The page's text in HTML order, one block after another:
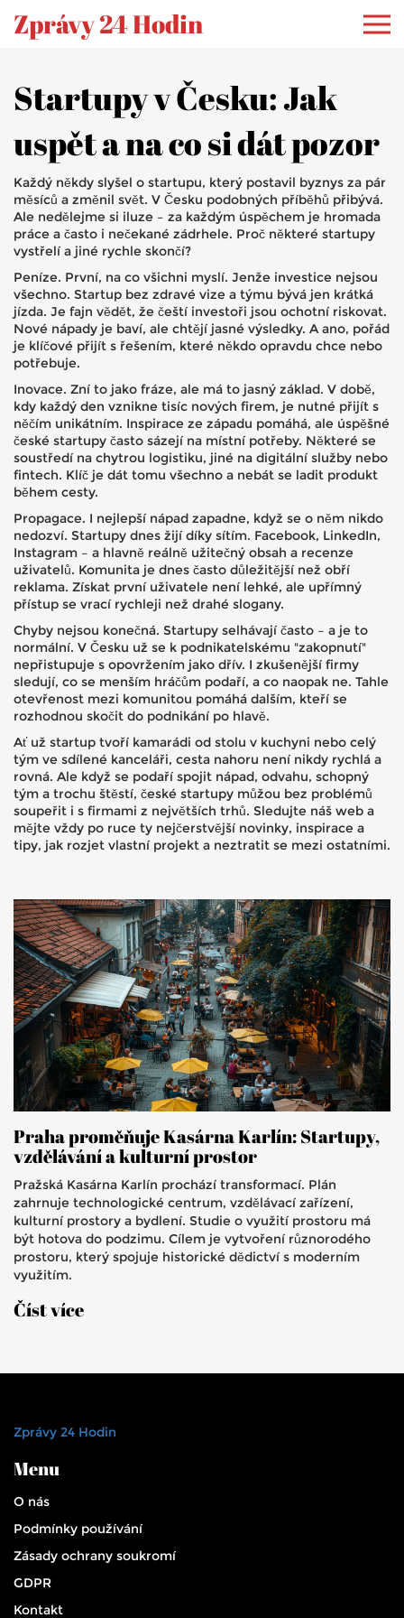
Zprávy 24 Hodin
Startupy v Česku: Jak
uspět a na co si dát pozor
Každý někdy slyšel o startupu, který postavil byznys za pár
měsíců a změnil svět. V Česku podobných příběhů přibývá.
Ale nedělejme si iluze – za každým úspěchem je hromada
práce a často i nečekané zádrhele. Proč některé startupy
vystřelí a jiné rychle skončí?
Peníze. První, na co všichni myslí. Jenže investice nejsou
všechno. Startup bez zdravé vize a týmu bývá jen krátká
jízda. Je fajn vědět, že čeští investoři jsou ochotní riskovat.
Nové nápady je baví, ale chtějí jasné výsledky. A ano, pořád
je klíčové přijít s řešením, které někdo opravdu chce nebo
potřebuje.
Inovace. Zní to jako fráze, ale má to jasný základ. V době,
kdy každý den vznikne tisíc nových firem, je nutné přijít s
něčím unikátním. Inspirace ze západu pomáhá, ale úspěšné
české startupy často sázejí na místní potřeby. Některé se
soustředí na chytrou logistiku, jiné na digitální služby nebo
fintech. Klíč je dát tomu všechno a nebát se ladit produkt
během cesty.
Propagace. I nejlepší nápad zapadne, když se o něm nikdo
nedozví. Startupy dnes žijí díky sítím. Facebook, LinkedIn,
Instagram – a hlavně reálně užitečný obsah a recenze
uživatelů. Komunita je dnes často důležitější než obří
reklama. Získat první uživatele není lehké, ale upřímný
přístup se vrací rychleji než drahé slogany.
Chyby nejsou konečná. Startupy selhávají často – a je to
normální. V Česku už se k podnikatelskému "zakopnutí"
nepřistupuje s opovržením jako dřív. I zkušenější firmy
sledují, co se menším hráčům podaří, a co naopak ne. Tahle
otevřenost mezi komunitou pomáhá dalším, kteří se
rozhodnou skočit do podnikání po hlavě.
Ať už startup tvoří kamarádi od stolu v kuchyni nebo celý
tým ve sdílené kanceláři, cesta nahoru není nikdy rychlá a
rovná. Ale když se podaří spojit nápad, odvahu, schopný
tým a trochu štěstí, české startupy můžou bez problémů
soupeřit i s firmami z největších trhů. Sledujte náš web a
mějte vždy po ruce ty nejčerstvější novinky, inspirace a
tipy, jak rozjet vlastní projekt a neztratit se mezi ostatními.
Praha proměňuje Kasárna Karlín: Startupy,
vzdělávání a kulturní prostor
Pražská Kasárna Karlín prochází transformací. Plán
zahrnuje technologické centrum, vzdělávací zařízení,
kulturní prostory a bydlení. Studie o využití prostoru má
být hotova do podzimu. Cílem je vytvoření různorodého
prostoru, který spojuje historické dědictví s moderním
využitím.
Číst více
Zprávy 24 Hodin
Menu
O nás
Podmínky používání
Zásady ochrany soukromí
GDPR
Kontakt